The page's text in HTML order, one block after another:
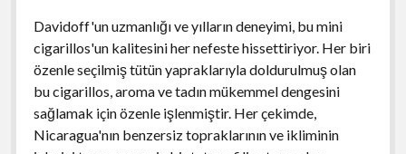
Davidoff'un uzmanlığı ve yılların deneyimi, bu mini
cigarillos'un kalitesini her nefeste hissettiriyor. Her biri
özenle seçilmiş tütün yapraklarıyla doldurulmuş olan
bu cigarillos, aroma ve tadın mükemmel dengesini
sağlamak için özenle işlenmiştir. Her çekimde,
Nicaragua'nın benzersiz topraklarının ve ikliminin